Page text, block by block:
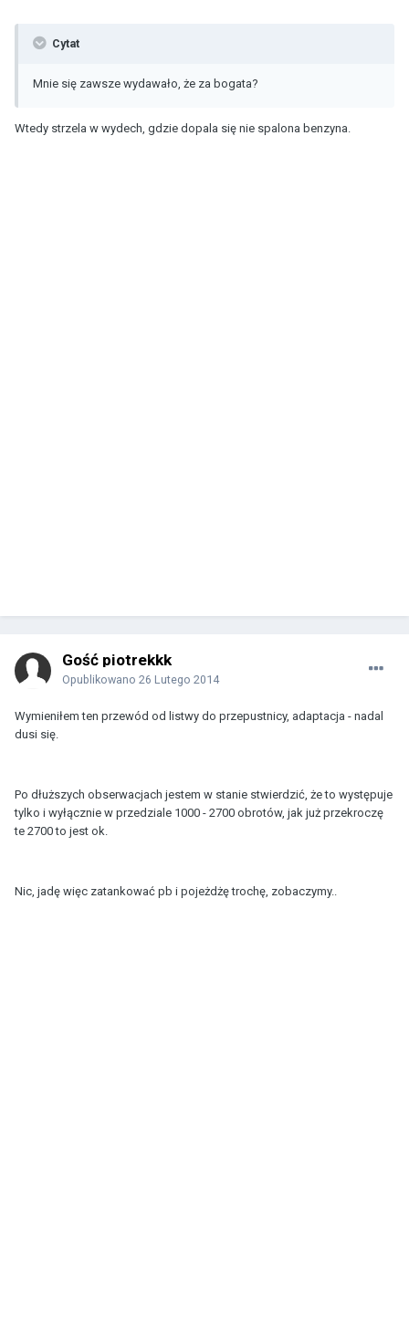
Cytat
Mnie się zawsze wydawało, że za bogata?
Wtedy strzela w wydech, gdzie dopala się nie spalona benzyna.
Gość piotrekkk
Opublikowano 26 Lutego 2014
Wymieniłem ten przewód od listwy do przepustnicy, adaptacja - nadal
dusi się.
Po dłuższych obserwacjach jestem w stanie stwierdzić, że to występuje
tylko i wyłącznie w przedziale 1000 - 2700 obrotów, jak już przekroczę
te 2700 to jest ok.
Nic, jadę więc zatankować pb i pojeżdżę trochę, zobaczymy..